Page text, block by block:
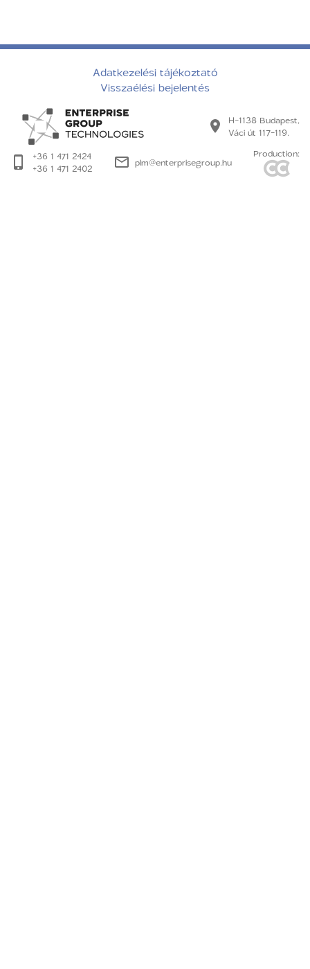
Adatkezelési tájékoztató
Visszaélési bejelentés
H-1138 Budapest,
Váci út 117-119.
+36 1 471 2424
+36 1 471 2402
plm@enterprisegroup.hu
Production: